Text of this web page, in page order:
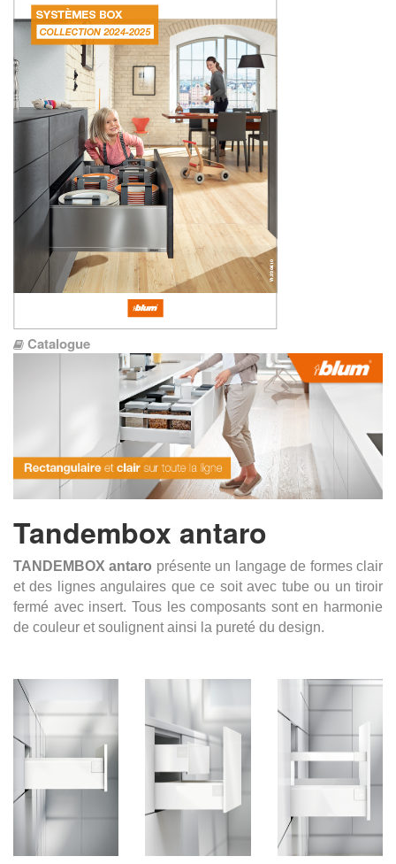
Catalogue
Tandembox antaro
TANDEMBOX antaro présente un langage de formes clair
et des lignes angulaires que ce soit avec tube ou un tiroir
fermé avec insert. Tous les composants sont en harmonie
de couleur et soulignent ainsi la pureté du design.